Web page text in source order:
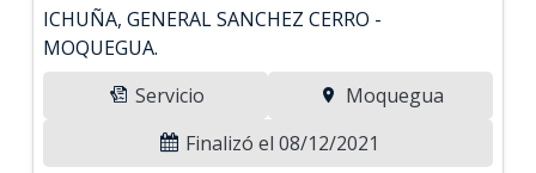
ICHUÑA, GENERAL SANCHEZ CERRO -
MOQUEGUA.
Servicio
Moquegua
Finalizó el 08/12/2021